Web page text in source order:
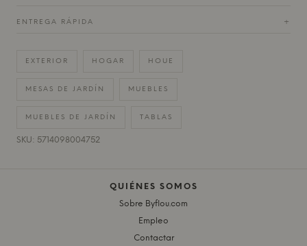
ENTREGA RÁPIDA +
EXTERIOR HOGAR HOUE
MESAS DE JARDÍN MUEBLES
MUEBLES DE JARDÍN TABLAS
SKU: 5714098004752
QUIÉNES SOMOS
Sobre Byflou.com
Empleo
Contactar